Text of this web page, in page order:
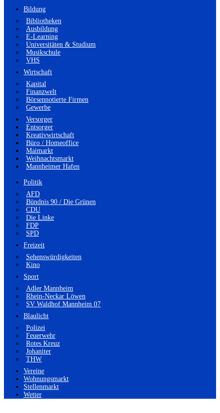
Bildung
Bibliotheken
Ausbildung
E-Learning
Universitäten & Studium
Musikschule
VHS
Wirtschaft
Kapital
Finanzwelt
Börsennotierte Firmen
Gewerbe
Versorger
Entsorger
Kreativwirtschaft
Büro / Homeoffice
Maimarkt
Weihnachtsmarkt
Mannheimer Hafen
Politik
AFD
Bündnis 90 / Die Grünen
CDU
Die Linke
FDP
SPD
Freizeit
Sehenswürdigkeiten
Kino
Sport
Adler Mannheim
Rhein-Neckar Löwen
SV Waldhof Mannheim 07
Blaulicht
Polizei
Feuerwehr
Rotes Kreuz
Johaniter
THW
Vereine
Wohnungsmarkt
Stellenmarkt
Wetter